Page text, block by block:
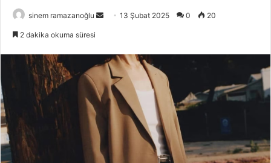
sinem ramazanoğlu
Bir
göndermek
13 Şubat 2025 0 20
2 dakika okuma süresi